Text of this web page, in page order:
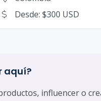
Desde: $300 USD
aquí?
influencer o